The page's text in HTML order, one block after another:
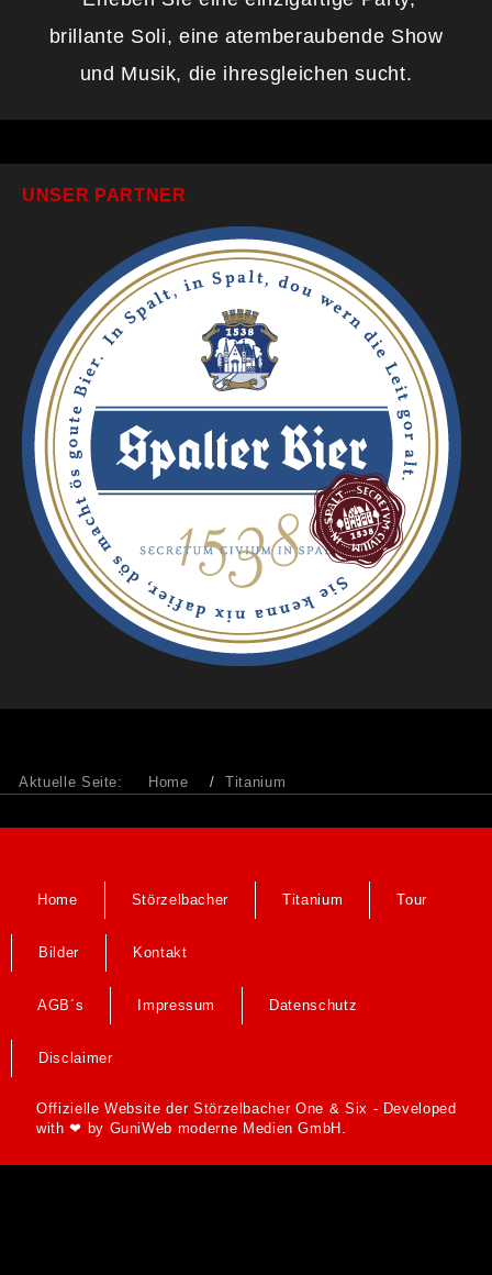
brillante Soli, eine atemberaubende Show
und Musik, die ihresgleichen sucht.
UNSER PARTNER
Aktuelle Seite: Home Titanium
Home Störzelbacher Titanium Tour
Bilder Kontakt
AGB´s Impressum Datenschutz
Disclaimer
Offizielle Website der Störzelbacher One & Six - Developed
with ❤ by GuniWeb moderne Medien GmbH.